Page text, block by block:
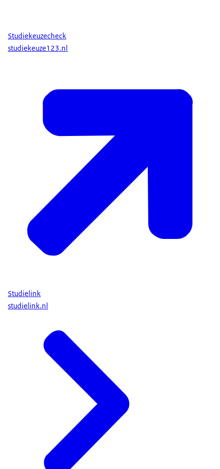
Studiekeuzecheck
studiekeuze123.nl
Studielink
studielink.nl